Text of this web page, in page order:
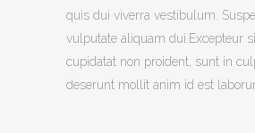
quis dui viverra vestibulum.
vulputate aliquam dui.Excepteur
cupidatat non proident, sunt in
deserunt mollit anim id est